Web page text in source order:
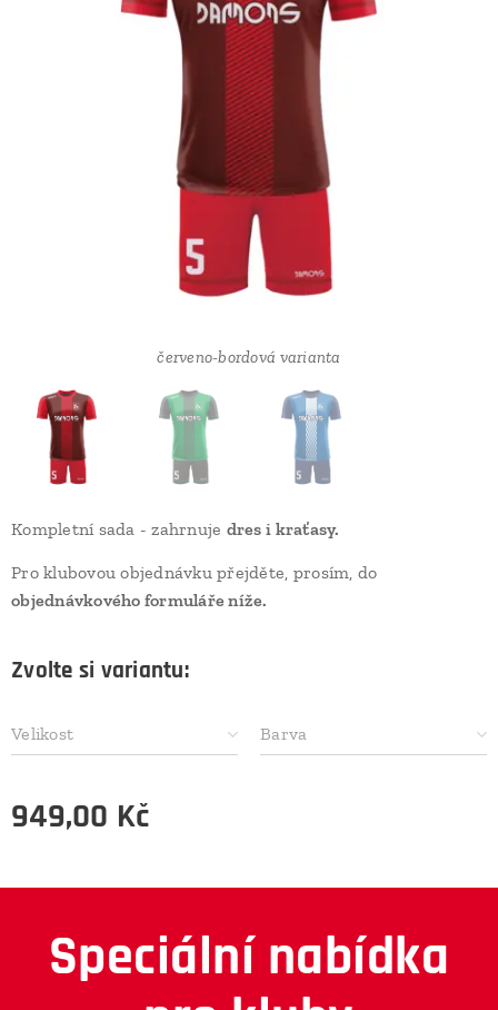
červeno-bordová varianta
zeleno-černá varianta
Kompletní sada - zahrnuje dres i kraťasy.
Pro klubovou objednávku přejděte, prosím, do
objednávkového formuláře níže.
Zvolte si variantu:
Velikost Barva
949,00 Kč
Speciální nabídka